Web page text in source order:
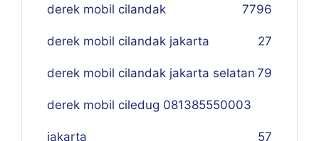
96
derek mobil cilandak 77
derek mobil cilandak jakarta 27
derek mobil cilandak jakarta selatan 79
derek mobil ciledug 081385550003
jakarta 57